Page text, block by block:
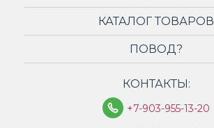
КАТАЛОГ ТОВАРОВ
ПОВОД?
КОНТАКТЫ:
+7-903-955-13-20